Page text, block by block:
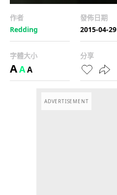
作者
Redding
發佈日期
2015-04-29
字體大小
AAA
分享
ADVERTISEMENT